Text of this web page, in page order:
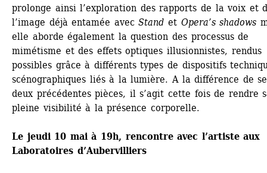
prolonge ainsi l’exploration des rapports de la voix et
l’image déjà entamée avec Stand et Opera’s shadows
elle aborde également la question des processus de
mimétisme et des effets optiques illusionnistes, rendus
possibles grâce à différents types de dispositifs
scénographiques liés à la lumière. A la différence de
deux précédentes pièces, il s’agit cette fois de rendre
pleine visibilité à la présence corporelle.
Le jeudi 10 mai à 19h, rencontre avec l’artiste aux
Laboratoires d’Aubervilliers